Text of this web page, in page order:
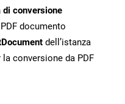
di conversione
documento
dell’istanza
conversione da PDF